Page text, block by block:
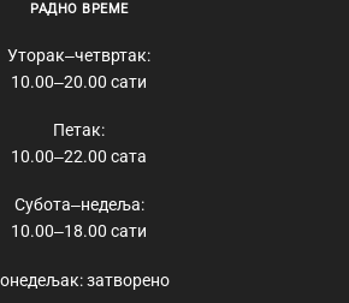
РАДНО ВРЕМЕ
Уторак‒четвртак:
10.00‒20.00 сати
Петак:
10.00‒22.00 сата
Субота‒недеља:
10.00‒18.00 сати
затворено